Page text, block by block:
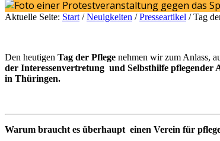
Aktuelle Seite: Start / Neuigkeiten / Presseartikel /Tag
Den heutigen Tag der Pflege nehmen wir zum Anlass,
der Interessenvertretung und Selbsthilfe pflegender
in Thüringen.
Warum braucht es überhaupt einen Verein für